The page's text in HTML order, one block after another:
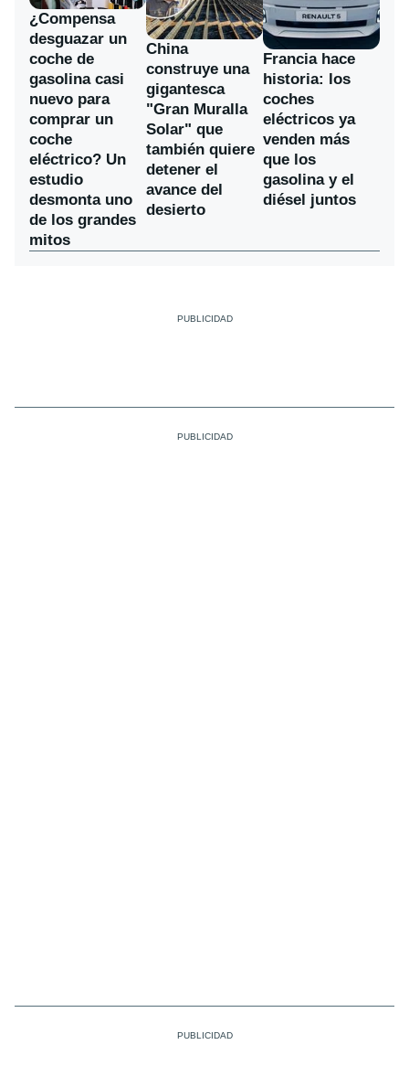
¿Compensa
desguazar un
coche de
gasolina casi
nuevo para
comprar un
coche
eléctrico? Un
estudio
desmonta uno
de los grandes
mitos
China
construye una
gigantesca
"Gran Muralla
Solar" que
también quiere
detener el
avance del
desierto
Francia hace
historia: los
coches
eléctricos ya
venden más
que los
gasolina y el
diésel juntos